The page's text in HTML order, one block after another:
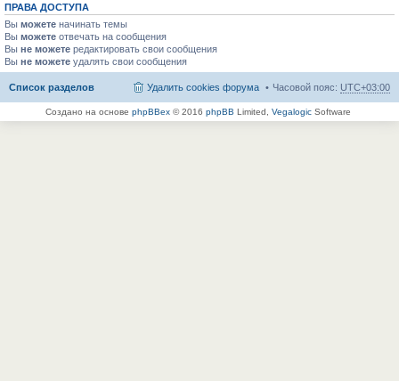
ПРАВА ДОСТУПА
Вы можете начинать темы
Вы можете отвечать на сообщения
Вы не можете редактировать свои сообщения
Вы не можете удалять свои сообщения
Список разделов Часовой пояс: UTC+03:00
Удалить cookies форума
Создано на основе phpBBex© 2016 phpBB Limited, VegalogicSoftware